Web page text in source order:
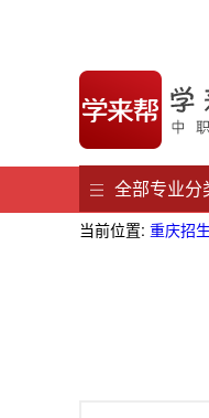
全部专业分
当前位置: 重庆招